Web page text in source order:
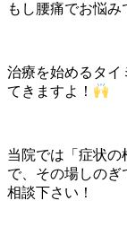
もし腰痛でお悩
治療を始めるタイ
てきますよ！
当院では「症状
で、その場しの
相談下さい！